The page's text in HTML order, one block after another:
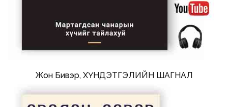
Жон Бивэр, ХҮНДЭТГЭЛИЙН ШАГНАЛ